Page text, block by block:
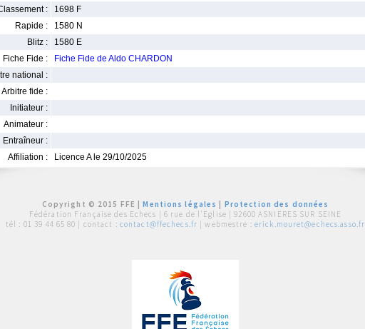
:
1698 F
Rapide :
1580 N
Blitz :
1580 E
Fiche Fide :
Fiche Fide de Aldo CHARDON
national :
Arbitre fide :
Initiateur :
Animateur :
Entraîneur :
Affiliation :
Licence A le 29/10/2025
Copyright © 2015 FFE |Mentions légales
Protection des données
Fédération Française des Echecs | 6 rue de l'Eglise | 92600 ASNIERES SUR SEINE
tél : 01 39 44 65 80 | contact : contact@ffechecs.fr | webmestre : erick.mouret@echecs.asso.fr